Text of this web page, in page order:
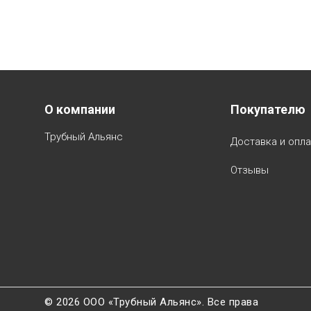
Menu footer
О компании
Трубный Альянс
Покупателю
Доставка и
Отзывы
© 2026 ООО «Трубный Альянс». Все права